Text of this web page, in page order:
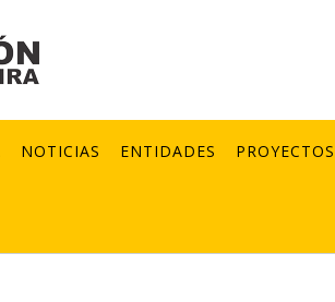
NOTICIAS ENTIDADES PROYECTOS